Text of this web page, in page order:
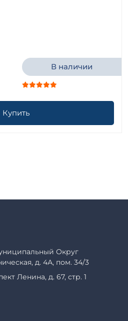
В наличии
Купить
Округ
д. 4А, пом. 34/3
Ленина, д. 67, стр. 1